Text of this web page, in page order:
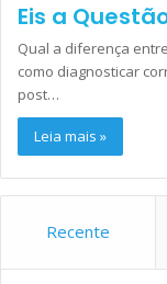
Eis a
Qual a diferença
como diagnosticar
post…
Leia mais »
Recente